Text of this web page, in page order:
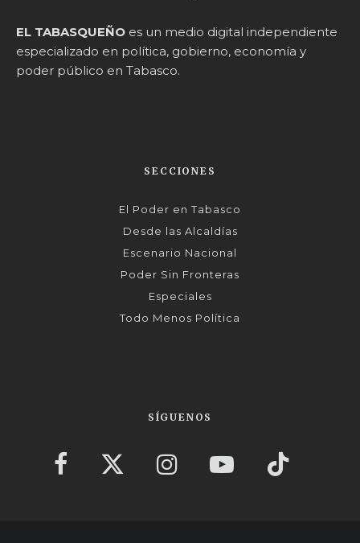
EL TABASQUEÑO es un medio digital independiente
especializado en política, gobierno, economía y
poder público en Tabasco.
SECCIONES
El Poder en Tabasco
Desde las Alcaldías
Escenario Nacional
Poder Sin Fronteras
Especiales
Todo Menos Política
SÍGUENOS